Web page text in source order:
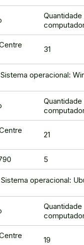
Quantidade
31
operacional:
Quantidade
21
5
operacional:
Quantidade
19